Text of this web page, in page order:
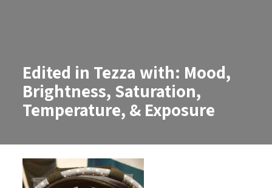
Edited in Tezza with: Mood,
Brightness, Saturation,
Temperature, & Exposure
Edited in Tezza with: Mood,